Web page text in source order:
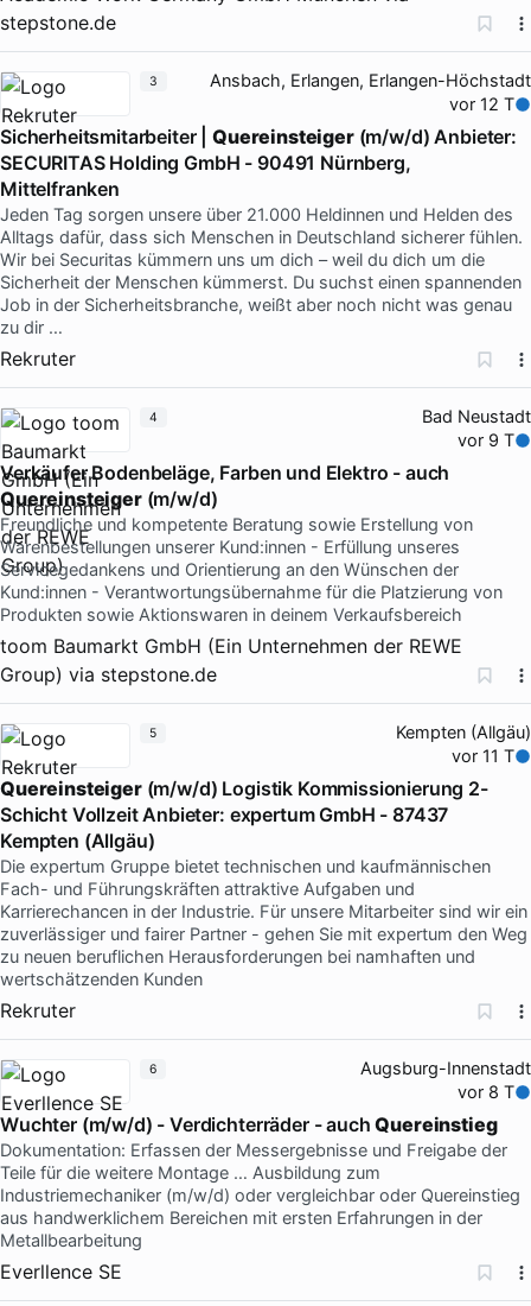
stepstone.de
Ansbach, Erlangen, Erlangen-Höchstadt
vor 12 T
Sicherheitsmitarbeiter | Quereinsteiger(m/w/d) Anbieter:
SECURITAS Holding GmbH - 90491 Nürnberg,
Mittelfranken
Jeden Tag sorgen unsere über 21.000 Heldinnen und Helden des
Alltags dafür, dass sich Menschen in Deutschland sicherer fühlen.
Wir bei Securitas kümmern uns um dich – weil du dich um die
Sicherheit der Menschen kümmerst. Du suchst einen spannenden
Job in der Sicherheitsbranche, weißt aber noch nicht was genau
zu dir …
Rekruter
3
Bad Neustadt
vor 9 T
Verkäufer Bodenbeläge, Farben und Elektro - auch
Quereinsteiger(m/w/d)
Freundliche und kompetente Beratung sowie Erstellung von
Warenbestellungen unserer Kund:innen - Erfüllung unseres
Servicegedankens und Orientierung an den Wünschen der
Kund:innen - Verantwortungsübernahme für die Platzierung von
Produkten sowie Aktionswaren in deinem Verkaufsbereich
toom Baumarkt GmbH (Ein Unternehmen der REWE
Group) via stepstone.de
4
Kempten (Allgäu)
vor 11 T
Quereinsteiger(m/w/d) Logistik Kommissionierung 2-
Schicht Vollzeit Anbieter: expertum GmbH - 87437
Kempten (Allgäu)
Die expertum Gruppe bietet technischen und kaufmännischen
Fach- und Führungskräften attraktive Aufgaben und
Karrierechancen in der Industrie. Für unsere Mitarbeiter sind wir ein
zuverlässiger und fairer Partner - gehen Sie mit expertum den Weg
zu neuen beruflichen Herausforderungen bei namhaften und
wertschätzenden Kunden
Rekruter
5
Augsburg-Innenstadt
vor 8 T
Wuchter (m/w/d) - Verdichterräder - auchQuereinstieg
Dokumentation: Erfassen der Messergebnisse und Freigabe der
Teile für die weitere Montage … Ausbildung zum
Industriemechaniker (m/w/d) oder vergleichbar oder Quereinstieg
aus handwerklichem Bereichen mit ersten Erfahrungen in der
Metallbearbeitung
Everllence SE
6